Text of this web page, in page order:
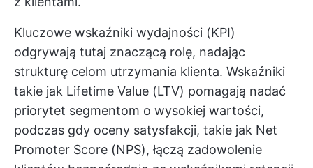
Kluczowe wskaźniki wydajności (KPI)
odgrywają tutaj znaczącą rolę, nadając
strukturę celom utrzymania klienta. Wskaźniki
takie jak Lifetime Value (LTV) pomagają nadać
priorytet segmentom o wysokiej wartości,
podczas gdy oceny satysfakcji, takie jak Net
Promoter Score (NPS), łączą zadowolenie